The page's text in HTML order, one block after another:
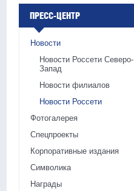
ПРЕСС-ЦЕНТР
Новости
Новости Россети Северо-
Запад
Новости филиалов
Новости Россети
Фотогалерея
Спецпроекты
Корпоративные издания
Символика
Награды